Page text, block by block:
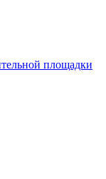
площадки